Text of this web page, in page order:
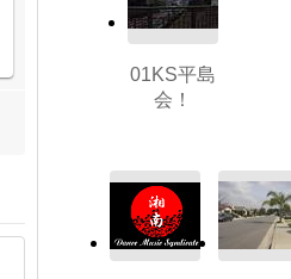
01KS平島
会！